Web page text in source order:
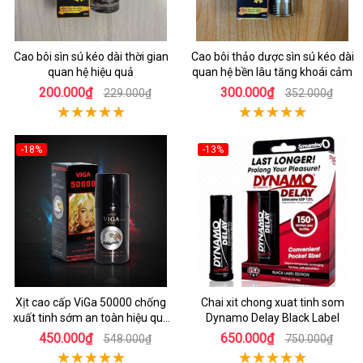
Cao bôi sìn sú kéo dài thời gian
quan hệ hiệu quả
200.000₫ 229.000₫
Cao bôi thảo dược sìn sú kéo dài
quan hệ bền lâu tăng khoái cảm
300.000₫ 352.000₫
-18%
Xịt cao cấp ViGa 50000 chống
xuất tinh sớm an toàn hiệu quả
nhanh
450.000₫ 548.000₫
-13%
Chai xit chong xuat tinh som
Dynamo Delay Black Label
650.000₫ 750.000₫